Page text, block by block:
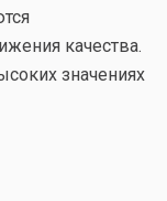
качества.
значениях